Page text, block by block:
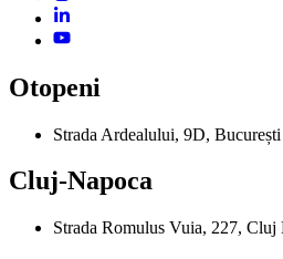
Otopeni
Strada Ardealului, 9D,
Cluj-Napoca
Strada Romulus Vuia, 227, Cluj